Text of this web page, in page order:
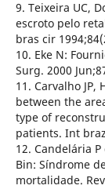
9. Teixeira UC,
escroto pelo
bras cir
10. Eke N:
Surg. 2000
11. Carvalho JP,
between the
type of
patients. Int
12. Candelária
Bin: Síndrome
mortalidade.